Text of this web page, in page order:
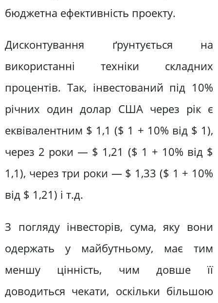
бюджетна ефективність проекту.
Дисконтування ґрунтується на
використанні техніки складних
процентів. Так, інвестований під 10%
річних один долар США через рік є
еквівалентним $ 1,1 ($ 1 + 10% від $ 1),
через 2 роки — $ 1,21 ($ 1 + 10% від $
1,1), через три роки — $ 1,33 ($ 1 + 10%
від $ 1,21) і т.д.
З погляду інвесторів, сума, яку вони
одержать у майбутньому, має тим
меншу цінність, чим довше її
доводиться чекати, оскільки більшою